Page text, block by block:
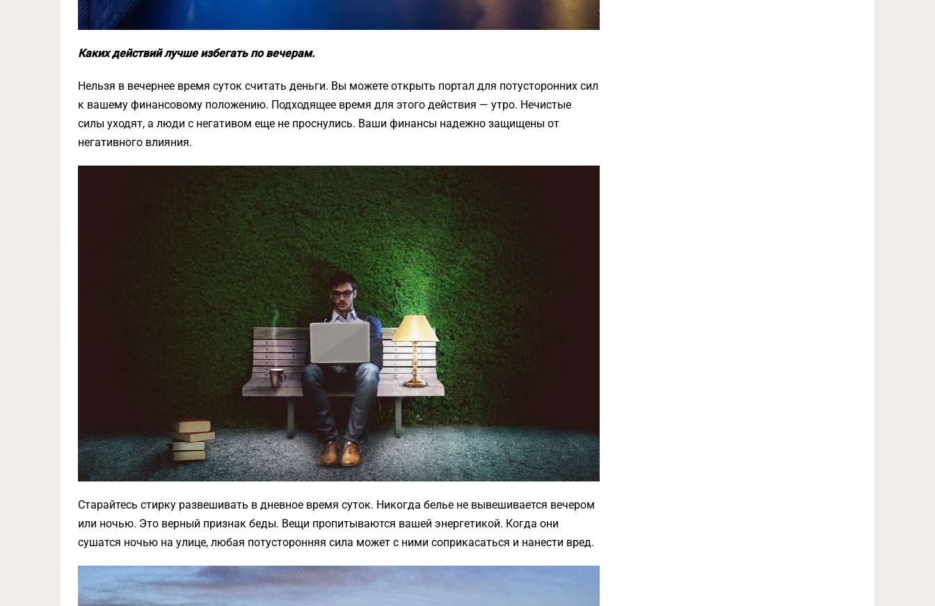
Каких действий лучше избегать по вечерам.
Нельзя в вечернее время суток считать деньги. Вы можете открыть портал для потусторонних сил
к вашему финансовому положению. Подходящее время для этого действия — утро. Нечистые
силы уходят, а люди с негативом еще не проснулись. Ваши финансы надежно защищены от
негативного влияния.
Старайтесь стирку развешивать в дневное время суток. Никогда белье не вывешивается вечером
или ночью. Это верный признак беды. Вещи пропитываются вашей энергетикой. Когда они
сушатся ночью на улице, любая потусторонняя сила может с ними соприкасаться и нанести вред.